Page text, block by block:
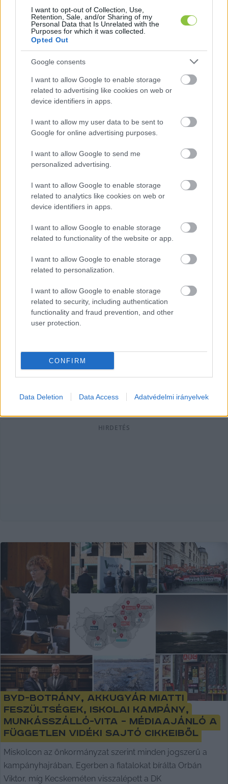
I want to opt-out of Collection, Use,
Retention, Sale, and/or Sharing of my
Personal Data that Is Unrelated with the
Purposes for which it was collected.
Opted Out
Google consents
I want to allow Google to enable storage
related to advertising like cookies on web or
device identifiers in apps.
I want to allow my user data to be sent to
Google for online advertising purposes.
I want to allow Google to send me
personalized advertising.
I want to allow Google to enable storage
related to analytics like cookies on web or
device identifiers in apps.
I want to allow Google to enable storage
related to functionality of the website or app.
I want to allow Google to enable storage
related to personalization.
I want to allow Google to enable storage
related to security, including authentication
functionality and fraud prevention, and other
user protection.
CONFIRM
Data Deletion Data Access Adatvédelmi irányelvek
fizikus Szegeden, jóléti intézkedések
Egerben, Vályi István Miskolcon
Debrecen lassan akkuipari főváros, Egerben “mindent is”
oktatás, Miskolcon Vályi István
KecsUP Hírek
akkugyárak jogsértésekkel, per a
Zsolnay-örökség miatt
Szolnokon az elektrolitgyár kockázatai aggasztják a
milyen jogsértések történtek az akkugyáraknál.
HIRDETÉS
BYD-botrány, akkugyár miatti
feszültségek, iskolai kampány,
munkásszálló-vita – médiaajánló a
független vidéki sajtó cikkeiből
Miskolcon az önkormányzat szerint minden jogszerű a
kampányhajrában, Egerben a fiatalokat bírálta Orbán
Viktor, míg Kecskeméten visszalépett a DK